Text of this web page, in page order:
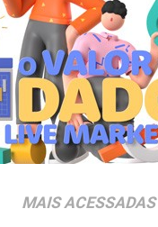
MAIS ACESSADAS